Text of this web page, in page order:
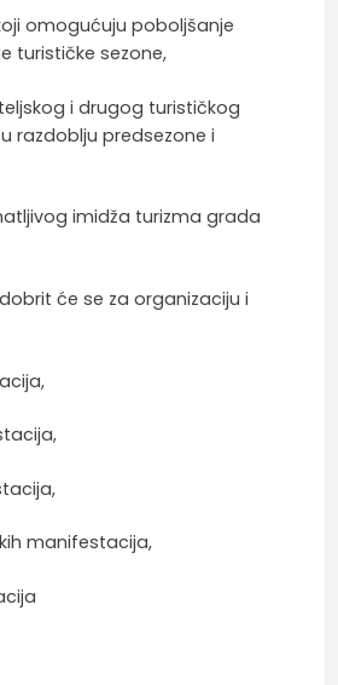
omogućuju poboljšanje
turističke sezone,
i drugog turističkog
razdoblju predsezone i
imidža turizma grada
će se za organizaciju i
manifestacija,